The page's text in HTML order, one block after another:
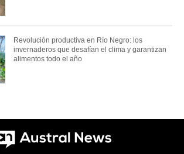
Revolución productiva en Río Negro: los
invernaderos que desafían el clima y garantizan
alimentos todo el año